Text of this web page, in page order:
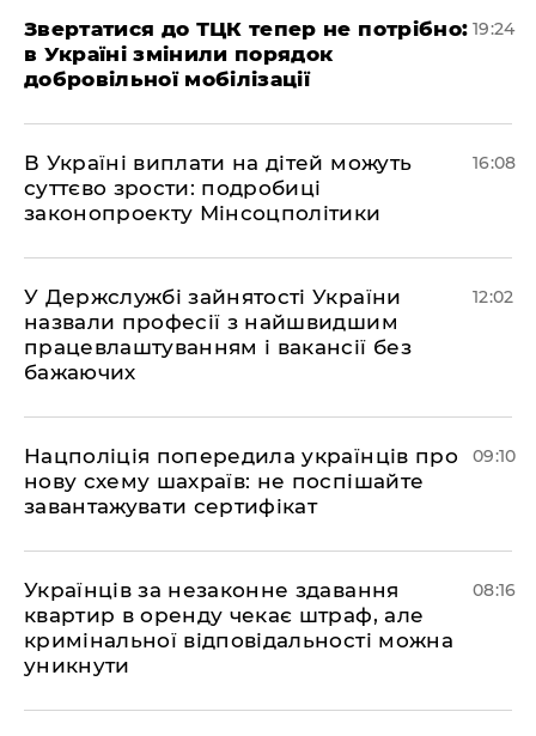
​Звертатися до ТЦК тепер не потрібно:
в Україні змінили порядок
добровільної мобілізації
19:24
В Україні виплати на дітей можуть
суттєво зрости: подробиці
законопроекту Мінсоцполітики
16:08
У Держслужбі зайнятості України
назвали професії з найшвидшим
працевлаштуванням і вакансії без
бажаючих
12:02
Нацполіція попередила українців про
нову схему шахраїв: не поспішайте
завантажувати сертифікат
09:10
Українців за незаконне здавання
квартир в оренду чекає штраф, але
кримінальної відповідальності можна
уникнути
08:16